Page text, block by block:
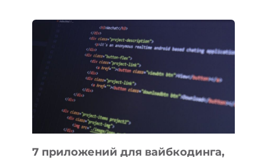
ПОЛЕЗНЫХ
ИНСТРУМЕНТОВ
ДЛЯ
РАБОТЫ
7 приложений для вайбкодинга,